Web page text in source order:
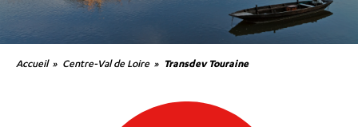
Accueil Centre-Val de Loire Transdev Touraine